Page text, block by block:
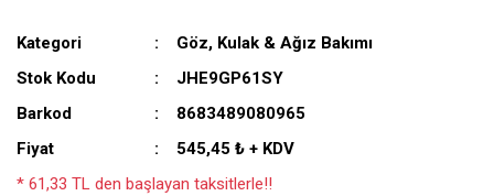
Kategori
Göz, Kulak & Ağız Bakımı
Stok Kodu
JHE9GP61SY
Barkod
8683489080965
Fiyat
545,45 ₺ + KDV
* 61,33 TL den başlayan taksitlerle!!